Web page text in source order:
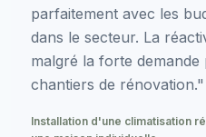
parfaitement avec les
dans le secteur. La
malgré la forte
chantiers de rénovation."
Installation d'une climatisation